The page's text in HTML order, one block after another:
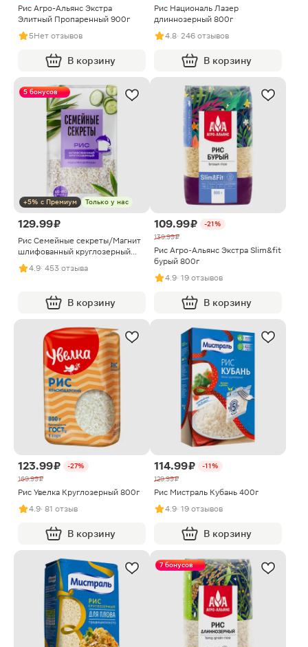
Рис Агро-Альянс Экстра
Элитный Пропаренный 900г
5Нет отзывов
В корзину
Рис Националь Лазер
длиннозерный 800г
4.8· 246 отзывов
В корзину
5 бонусов
+5% с Премиум Только у нас
129.99 ₽
Рис Семейные секреты/Магнит
шлифованный круглозерный
800г
4.9· 453 отзыва
В корзину
109.99 ₽
-21%
139.99 ₽
Рис Агро-Альянс Экстра Slim&fit
бурый 800г
4.9· 19 отзывов
В корзину
123.99 ₽
-27%
169.99 ₽
Рис Увелка Круглозерный 800г
4.9· 81 отзыв
В корзину
114.99 ₽
-11%
129.99 ₽
Рис Мистраль Кубань 400г
4.9· 19 отзывов
В корзину
7 бонусов